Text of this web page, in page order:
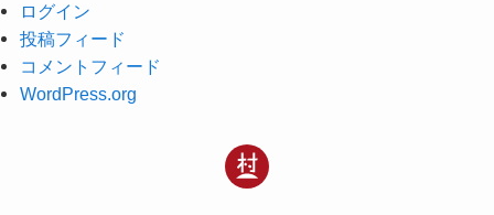
ログイン
投稿フィード
コメントフィード
WordPress.org